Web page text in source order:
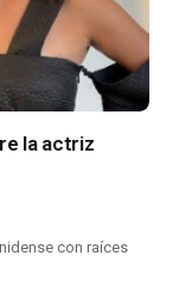
la actriz
con raíces